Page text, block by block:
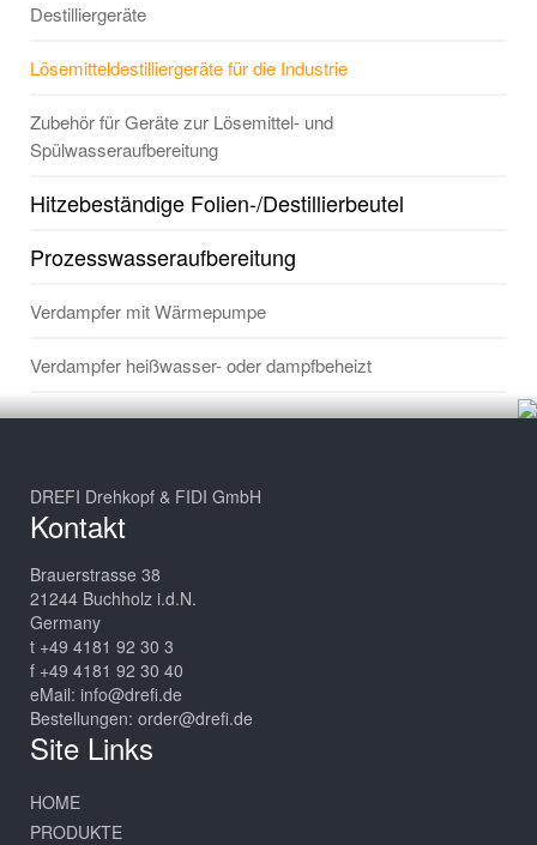
Destilliergeräte
Lösemitteldestilliergeräte für die Industrie
Zubehör für Geräte zur Lösemittel- und
Spülwasseraufbereitung
Hitzebeständige Folien-/Destillierbeutel
Prozesswasseraufbereitung
Verdampfer mit Wärmepumpe
Verdampfer heißwasser- oder dampfbeheizt
DREFI Drehkopf & FIDI GmbH
Kontakt
Brauerstrasse 38
21244 Buchholz i.d.N.
Germany
t +49 4181 92 30 3
f +49 4181 92 30 40
eMail: info@drefi.de
Bestellungen: order@drefi.de
Site Links
HOME
PRODUKTE